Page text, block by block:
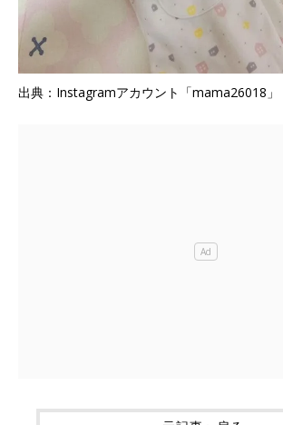
出典：Instagramアカウント「mama26018」